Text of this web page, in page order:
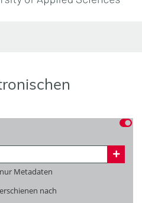
nur Metadaten
erschienen nach